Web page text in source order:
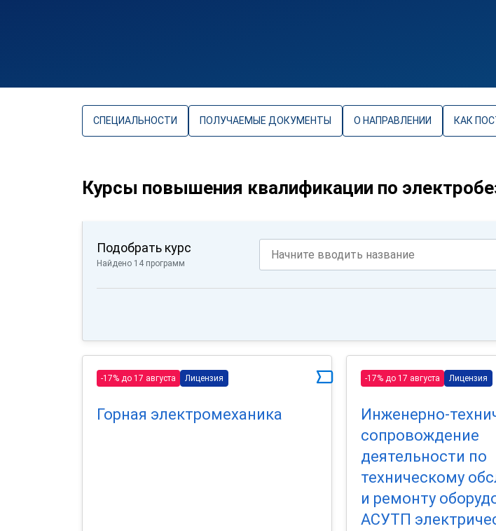
СПЕЦИАЛЬНОСТИ ПОЛУЧАЕМЫЕ ДОКУМЕНТЫ О НАПРАВЛЕНИИ КАК
Курсы повышения квалификации по
Подобрать курс
Найдено 14 программ
-17% до 17 августа Лицензия
Горная электромеханика
-17% до 17 августа Лицензия
Инженерно-
сопровождение
деятельности по
техническому
и ремонту
АСУТП